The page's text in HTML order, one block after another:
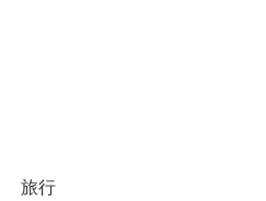
旅行